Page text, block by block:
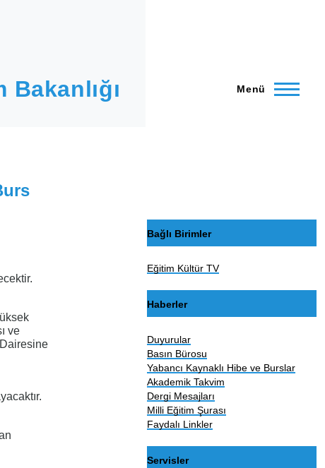
Menü
ve
Bağlı Birimler
Eğitim Kültür TV
Haberler
Duyurular
Basın Bürosu
Yabancı Kaynaklı Hibe ve Burslar
Akademik Takvim
Dergi Mesajları
Milli Eğitim Şurası
Faydalı Linkler
Servisler